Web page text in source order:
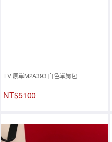
LV 原單M2A393 白色單肩包
NT$5100